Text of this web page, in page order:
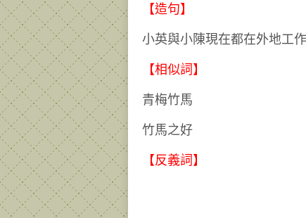
【造句】
小英與小陳現在都在外地工
【相似詞】
青梅竹馬
竹馬之好
【反義詞】